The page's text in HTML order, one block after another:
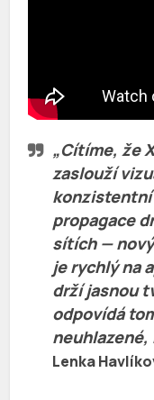
„Cítíme, že
zaslouží
propagace
sítích —
je rychlý na
drží jasnou
odpovídá
neuhlazené,
Lenka